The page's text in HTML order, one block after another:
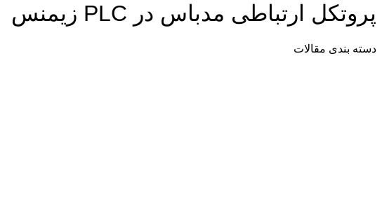
پروتکل ارتباطی مدباس در PLC زیمنس
دسته بندی مقالات